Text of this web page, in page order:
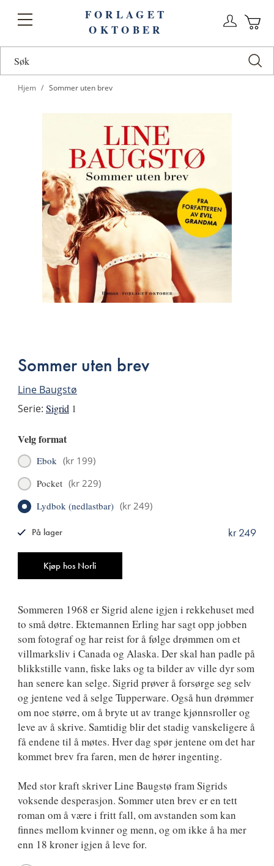
Toggle
FORLAGET
OKTOBER
Hjem Sommer uten brev
boken
Sommer uten brev
Line Baugstø
Serie: Sigrid 1
Velg format
Ebok (kr 199)
Pocket (kr 229)
Lydbok (nedlastbar) (kr 249)
Kjøp hos Norli
kr 249
På lager
Sommeren 1968 er Sigrid alene igjen i rekkehuset med
to små døtre. Ektemannen Erling har sagt opp jobben
som fotograf og har reist for å følge drømmen om et
villmarksliv i Canada og Alaska. Der skal han padle på
blikkstille vann, fiske laks og ta bilder av ville dyr som
han senere kan selge. Sigrid prøver å forsørge seg selv
og jentene ved å selge Tupperware. Også hun drømmer
om noe større, om å bryte ut av trange kjønnsroller og
leve av å skrive. Samtidig blir det stadig vanskeligere å
få endene til å møtes. Hver dag spør jentene om det har
kommet brev fra faren, men de hører ingenting.
Med stor kraft skriver Line Baugstø fram Sigrids
voksende desperasjon. Sommer uten brev er en tett
roman om å være i fritt fall, om avstanden som kan
finnes mellom kvinner og menn, og om ikke å ha mer
enn 18 kroner igjen å leve for.